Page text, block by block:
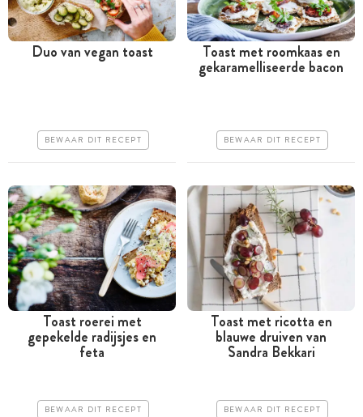
Erg makkelijk
Duo van vegan toast
BEWAAR DIT RECEPT
Minder dan 30 minuten
Erg makkelijk
Toast met roomkaas en
gekaramelliseerde bacon
BEWAAR DIT RECEPT
Minder dan 30 minuten
Erg makkelijk
Toast roerei met
gepekelde radijsjes en
feta
BEWAAR DIT RECEPT
Minder dan 30 minuten
Erg makkelijk
Toast met ricotta en
blauwe druiven van
Sandra Bekkari
BEWAAR DIT RECEPT